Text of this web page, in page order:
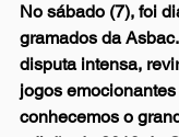
No sábado (7), foi
gramados da
disputa intensa,
jogos
conhecemos o